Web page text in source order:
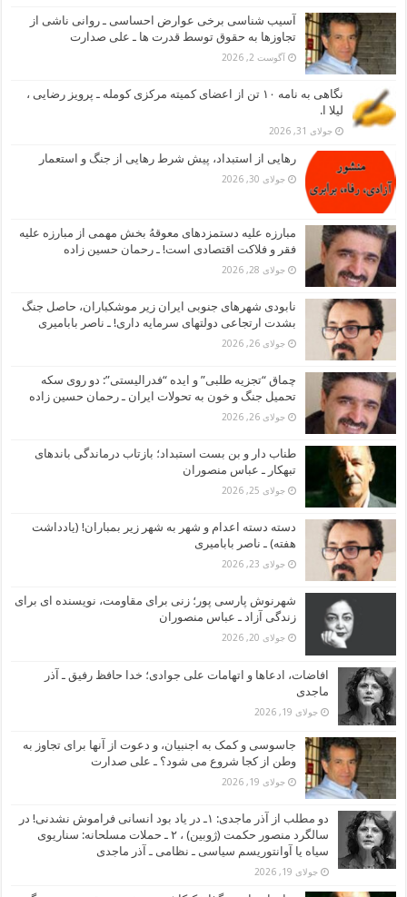
آسیب شناسی برخی عوارض احساسی ـ روانی ناشی از
تجاوزها به حقوق توسط قدرت ها ـ علی صدارت
آگوست 2, 2026
نگاهی به نامه ۱۰ تن از اعضای کمیته مرکزی کومله ـ پرویز رضایی ،
لیلا ا.
جولای 31, 2026
رهایی از استبداد، پیش شرط رهایی از جنگ و استعمار
جولای 30, 2026
مبارزه علیه دستمزدهای معوقهُ بخش مهمی از مبارزه علیه
فقر و فلاکت اقتصادی است! ـ رحمان حسین زاده
جولای 28, 2026
نابودی شهرهای جنوبی ایران زیر موشکباران، حاصل جنگ
بشدت ارتجاعی دولتهای سرمایه داری! ـ ناصر بابامیری
جولای 26, 2026
چماق “تجزیه طلبی” و ایده “فدرالیستی”: دو روی سکه
تحمیل جنگ و خون به تحولات ایران ـ رحمان حسین زاده
جولای 26, 2026
طناب دار و بن بست استبداد؛ بازتاب درماندگی باندهای
تبهکار ـ عباس منصوران
جولای 25, 2026
دسته دسته اعدام و شهر به شهر زیر بمباران! (یادداشت
هفته) ـ ناصر بابامیری
جولای 23, 2026
شهرنوش پارسی پور؛ زنی برای مقاومت، نویسنده ای برای
زندگی آزاد ـ عباس منصوران
جولای 20, 2026
افاضات، ادعاها و اتهامات علی جوادی؛ خدا حافظ رفیق ـ آذر
ماجدی
جولای 19, 2026
جاسوسی و کمک به اجنبیان، و دعوت از آنها برای تجاوز به
وطن از کجا شروع می شود؟ ـ علی صدارت
جولای 19, 2026
دو مطلب از آذر ماجدی: ۱ـ در یاد بود انسانی فراموش نشدنی! در
سالگرد منصور حکمت (ژوبین) ، ۲ ـ حملات مسلحانه: سناریوی
سیاه یا آوانتوریسم سیاسی ـ نظامی ـ آذر ماجدی
جولای 19, 2026